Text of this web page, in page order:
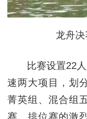
龙舟
比赛设置22人
速两大项目，划
菁英组、混合组
赛、排位赛的激